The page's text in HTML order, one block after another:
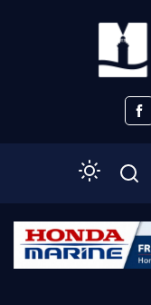
Početna